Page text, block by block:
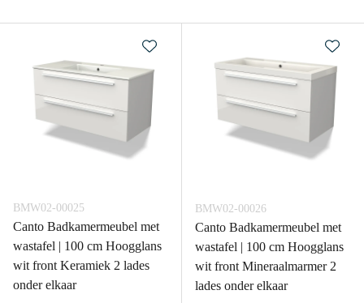
BMW02-00025
Canto Badkamermeubel met
wastafel | 100 cm Hoogglans
wit front Keramiek 2 lades
onder elkaar
BMW02-00026
Canto Badkamermeubel met
wastafel | 100 cm Hoogglans
wit front Mineraalmarmer 2
lades onder elkaar